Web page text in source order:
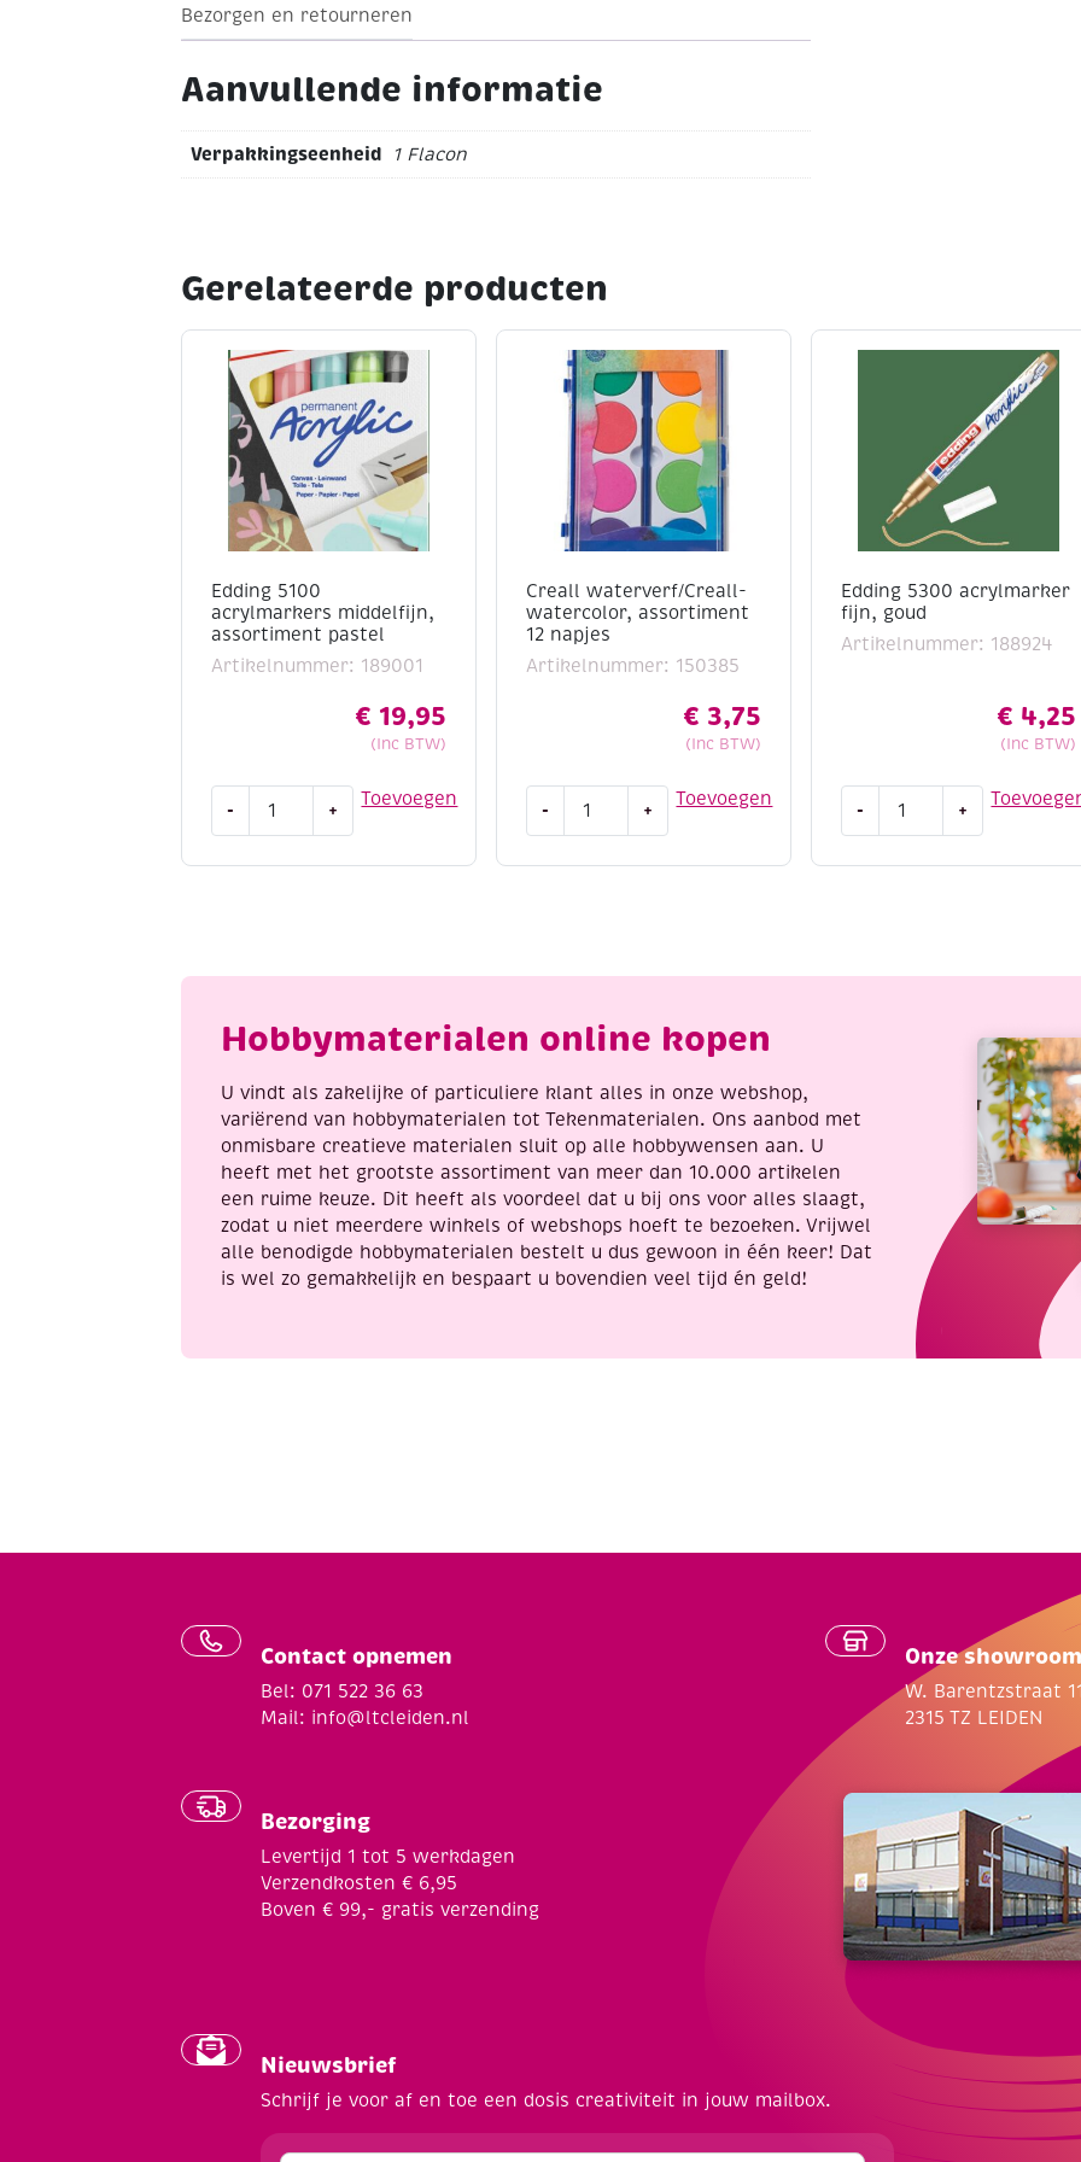
Bezorgen en retourneren
Aanvullende informatie
Verpakkingseenheid 1 Flacon
Gerelateerde producten
Edding 5100
acrylmarkers middelfijn,
assortiment pastel
Artikelnummer: 189001
€ 19,95
(Inc BTW)
Toevoegen
- +
Creall waterverf/Creall-
watercolor, assortiment
12 napjes
Artikelnummer: 150385
€ 3,75
(Inc BTW)
Toevoegen
-
waterverf/Creall-
+
Edding 5300 acrylmarker
fijn, goud
Artikelnummer: 188924
€ 4,25
(Inc BTW)
- +
Hobbymaterialen online kopen
U vindt als zakelijke of particuliere klant alles in onze webshop,
variërend van hobbymaterialen tot Tekenmaterialen. Ons aanbod met
onmisbare creatieve materialen sluit op alle hobbywensen aan. U
heeft met het grootste assortiment van meer dan 10.000 artikelen
een ruime keuze. Dit heeft als voordeel dat u bij ons voor alles slaagt,
zodat u niet meerdere winkels of webshops hoeft te bezoeken. Vrijwel
alle benodigde hobbymaterialen bestelt u dus gewoon in één keer! Dat
is wel zo gemakkelijk en bespaart u bovendien veel tijd én geld!
Contact opnemen
Bel: 071 522 36 63
Mail: info@ltcleiden.nl
Bezorging
Levertijd 1 tot 5 werkdagen
Verzendkosten € 6,95
Boven € 99,- gratis verzending
Onze showroom
W. Barentzstraat
2315 TZ LEIDEN
Nieuwsbrief
Schrijf je voor af en toe een dosis creativiteit in jouw mailbox.